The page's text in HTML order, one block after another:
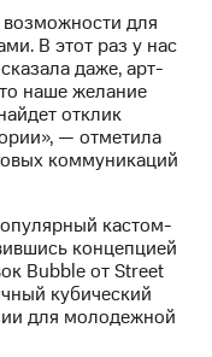
для
В этот раз у нас
даже, арт-
наше желание
отклик
— отметила
коммуникаций
кастом-
концепцией
Bubble от Street
кубический
для молодежной